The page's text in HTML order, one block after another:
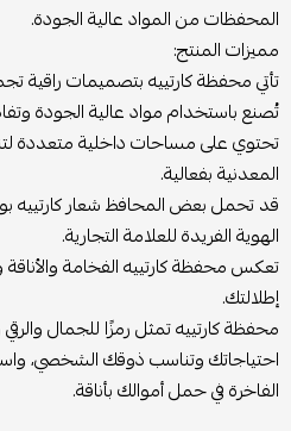
المحفظات من المواد عالية الجودة.
مميزات المنتج:
تأتي محفظة كارتييه بتصميمات راقية
تُصنع باستخدام مواد عالية الجودة
تحتوي على مساحات داخلية متعددة
المعدنية بفعالية.
قد تحمل بعض المحافظ شعار
الهوية الفريدة للعلامة التجارية.
تعكس محفظة كارتييه الفخامة
إطلالتك.
محفظة كارتييه تمثل رمزًا للجمال
احتياجاتك وتناسب ذوقك الشخصي،
الفاخرة في حمل أموالك بأناقة.